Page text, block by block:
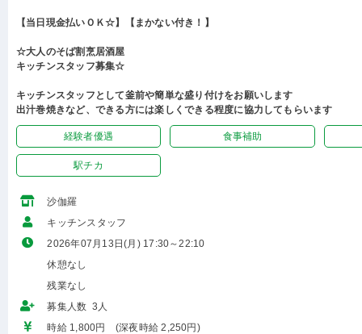
【当日現金払いＯＫ☆】【まかない付き！】
☆大人のそば割烹居酒屋
キッチンスタッフ募集☆
キッチンスタッフとして釜前や簡単な盛り付けをお願いします
出汁巻焼きなど、できる方には楽しくできる程度に協力してもらいます
経験者優遇 食事補助
駅チカ
沙伽羅
キッチンスタッフ
2026年07月13日(月) 17:30～22:10
休憩なし
残業なし
募集人数 3人
時給 1,800円 (深夜時給 2,250円)